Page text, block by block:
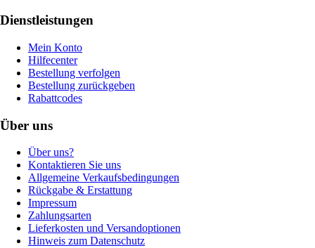
Dienstleistungen
Mein Konto
Hilfecenter
Bestellung verfolgen
Bestellung zurückgeben
Rabattcodes
Über uns
Über uns?
Kontaktieren Sie uns
Allgemeine Verkaufsbedingungen
Rückgabe & Erstattung
Impressum
Zahlungsarten
Lieferkosten und Versandoptionen
Hinweis zum Datenschutz